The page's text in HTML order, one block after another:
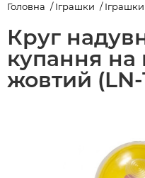
Головна Іграшки
Круг
купання
жовтий (LN-